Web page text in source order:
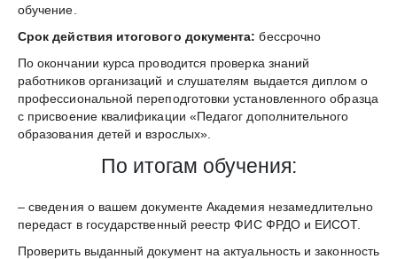
обучение.
Срок действия итогового документа: бессрочно
По окончании курса проводится проверка знаний
работников организаций и слушателям выдается диплом о
профессиональной переподготовки установленного образца
с присвоение квалификации «Педагог дополнительного
образования детей и взрослых».
По итогам обучения:
– сведения о вашем документе Академия незамедлительно
передаст в государственный реестр ФИС ФРДО и ЕИСОТ.
Проверить выданный документ на актуальность и законность